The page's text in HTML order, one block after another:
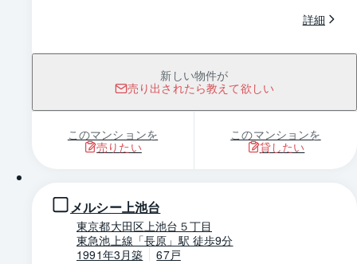
詳細
新しい物件が
売り出されたら教えて欲しい
このマンションを
売りたい
このマンションを
貸したい
メルシー上池台
東京都大田区上池台５丁目
東急池上線「長原」駅 徒歩9分
1991年3月築
67戸